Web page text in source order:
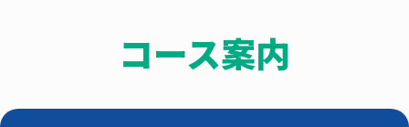
コース案内